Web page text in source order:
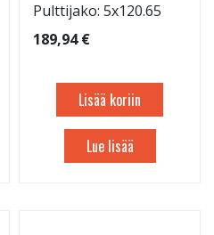
Pulttijako: 5x120.65
189,94 €
Lisää koriin
Lue lisää